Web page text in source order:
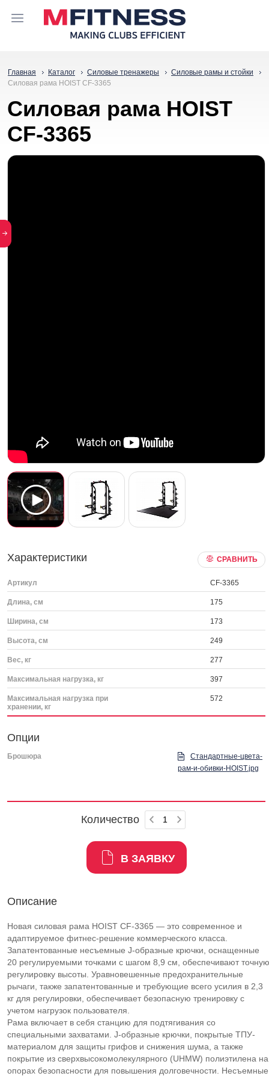
Главная Каталог Силовые тренажеры
Силовые рамы и стойки
Силовая рама HOIST CF-3365
Силовая рама HOIST
CF-3365
Характеристики СРАВНИТЬ
Артикул CF-3365
Длина, см 175
Ширина, см 173
Высота, см 249
Вес, кг 277
Максимальная нагрузка, кг 397
Максимальная нагрузка при
хранении, кг
572
Опции
Брошюра
Стандартные-цвета-
рам-и-обивки-HOIST.jpg
Количество
В ЗАЯВКУ
Описание
Новая силовая рама HOIST CF-3365 — это современное и
адаптируемое фитнес-решение коммерческого класса.
Запатентованные несъемные J-образные крючки, оснащенные
20 регулируемыми точками с шагом 8,9 см, обеспечивают точную
регулировку высоты. Уравновешенные предохранительные
рычаги, также запатентованные и требующие всего усилия в 2,3
кг для регулировки, обеспечивает безопасную тренировку с
учетом нагрузок пользователя.
Рама включает в себя станцию для подтягивания со
специальными захватами. J-образные крючки, покрытые ТПУ-
материалом для защиты грифов и снижения шума, а также
покрытие из сверхвысокомолекулярного (UHMW) полиэтилена на
опорах безопасности для повышения долговечности. Несъемные